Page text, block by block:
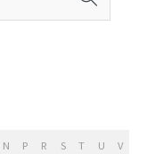
N P R S T U V